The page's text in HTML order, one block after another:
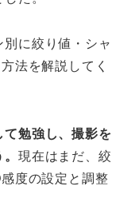
に絞り値・シャ
法を解説してく
勉強し、撮影を
現在はまだ、絞
度の設定と調整